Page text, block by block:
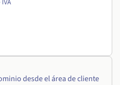
desde el área de cliente